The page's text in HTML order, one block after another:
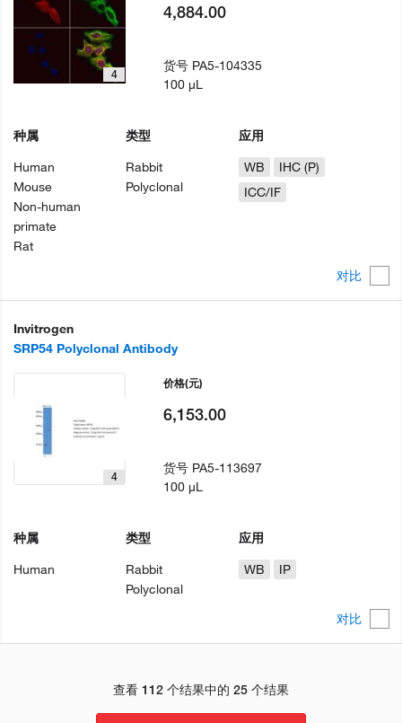
对比
4
种属
Human
Mouse
Non-human
primate
Rat
类型
Rabbit
Polyclonal
应用
WB
IHC (P)
ICC/IF
4,884.00
货号 PA5-104335
100 µL
Invitrogen
SRP54 Polyclonal Antibody
对比
4
种属
Human
类型
Rabbit
Polyclonal
应用
WB
IP
价格(元)
6,153.00
货号 PA5-113697
100 µL
查看 112 个结果中的 25 个结果